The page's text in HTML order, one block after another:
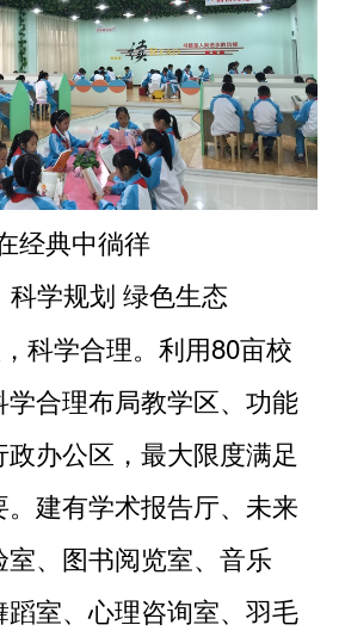
经典中徜徉
科学规划 绿色生态
，科学合理。利用80亩校
合理布局教学区、功能
办公区，最大限度满足
建有学术报告厅、未来
、图书阅览室、音乐
室、心理咨询室、羽毛